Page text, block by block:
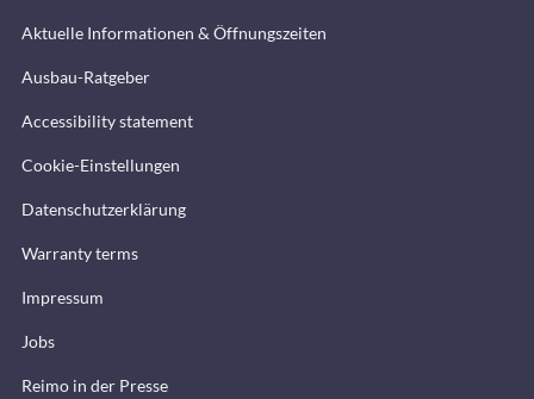
Aktuelle Informationen & Öffnungszeiten
Ausbau-Ratgeber
Accessibility statement
Cookie-Einstellungen
Datenschutzerklärung
Warranty terms
Impressum
Jobs
Reimo in der Presse